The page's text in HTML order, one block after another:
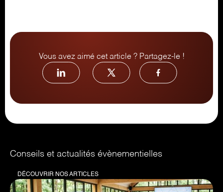
Vous avez aimé cet article ? Partagez-le !
Conseils et actualités évènementielles
DÉCOUVRIR NOS ARTICLES